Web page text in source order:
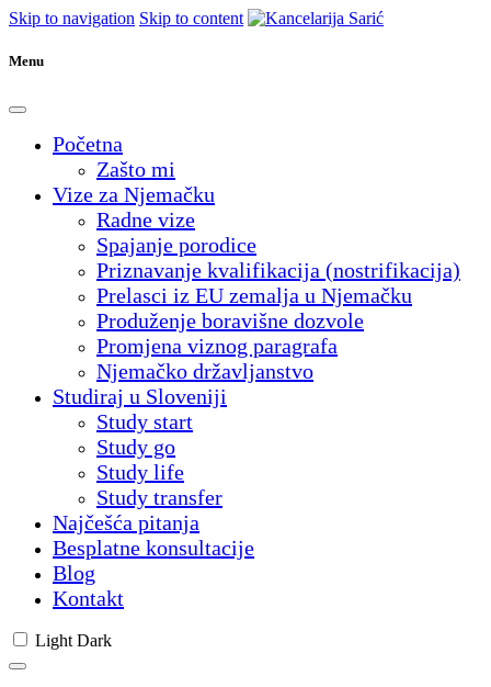
Skip to navigation Skip to content
Menu
Početna
Zašto mi
Vize za Njemačku
Radne vize
Spajanje porodice
Priznavanje kvalifikacija (nostrifikacija)
Prelasci iz EU zemalja u Njemačku
Produženje boravišne dozvole
Promjena viznog paragrafa
Njemačko državljanstvo
Studiraj u Sloveniji
Study start
Study go
Study life
Study transfer
Najčešća pitanja
Besplatne konsultacije
Blog
Kontakt
Light Dark